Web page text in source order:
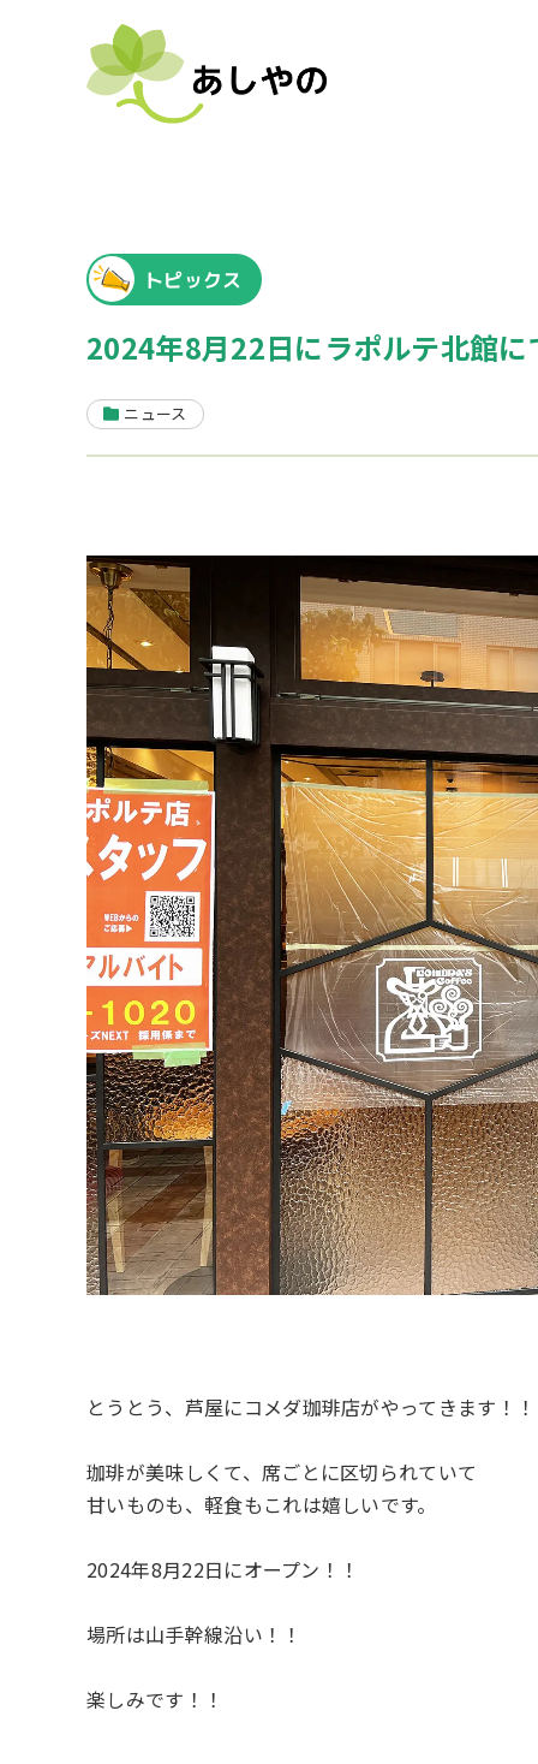
トピックス
2024年8月22日にラポルテ北館
ニュース
とうとう、芦屋にコメダ珈琲店がやってきます！！
珈琲が美味しくて、席ごとに区切られていて
甘いものも、軽食もこれは嬉しいです。
2024年8月22日にオープン！！
場所は山手幹線沿い！！
楽しみです！！